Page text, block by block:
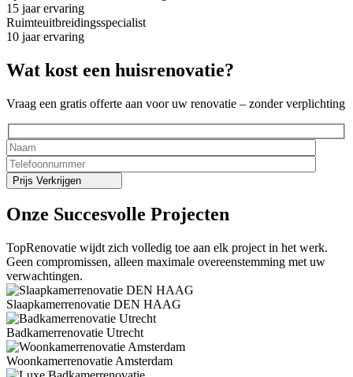
15 jaar ervaring
Ruimteuitbreidingsspecialist
10 jaar ervaring
Wat kost een huisrenovatie?
Vraag een gratis offerte aan voor uw renovatie – zonder verplichting
Onze Succesvolle Projecten
TopRenovatie wijdt zich volledig toe aan elk project in het werk.
Geen compromissen, alleen maximale overeenstemming met uw
verwachtingen.
Slaapkamerrenovatie DEN HAAG
Badkamerrenovatie Utrecht
Woonkamerrenovatie Amsterdam